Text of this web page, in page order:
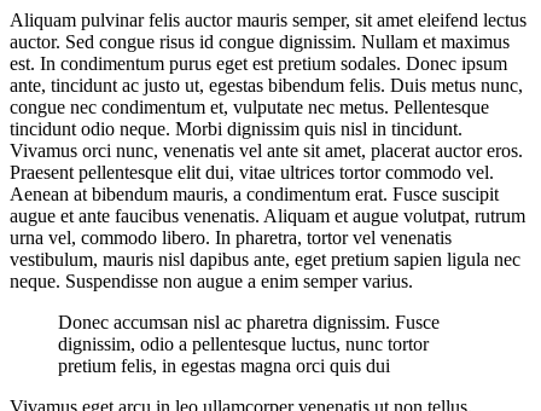
Aliquam pulvinar felis auctor mauris semper, sit amet eleifend lectus
auctor. Sed congue risus id congue dignissim. Nullam et maximus
est. In condimentum purus eget est pretium sodales. Donec ipsum
ante, tincidunt ac justo ut, egestas bibendum felis. Duis metus nunc,
congue nec condimentum et, vulputate nec metus. Pellentesque
tincidunt odio neque. Morbi dignissim quis nisl in tincidunt.
Vivamus orci nunc, venenatis vel ante sit amet, placerat auctor eros.
Praesent pellentesque elit dui, vitae ultrices tortor commodo vel.
Aenean at bibendum mauris, a condimentum erat. Fusce suscipit
augue et ante faucibus venenatis. Aliquam et augue volutpat, rutrum
urna vel, commodo libero. In pharetra, tortor vel venenatis
vestibulum, mauris nisl dapibus ante, eget pretium sapien ligula nec
neque. Suspendisse non augue a enim semper varius.
Donec accumsan nisl ac pharetra dignissim. Fusce
dignissim, odio a pellentesque luctus, nunc tortor
pretium felis, in egestas magna orci quis dui